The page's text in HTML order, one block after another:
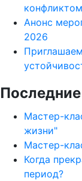
Анонс
2026
Последние
Мастер-
жизни"
Мастер-
Когда
период?